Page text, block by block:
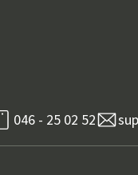
046 - 25 02 52